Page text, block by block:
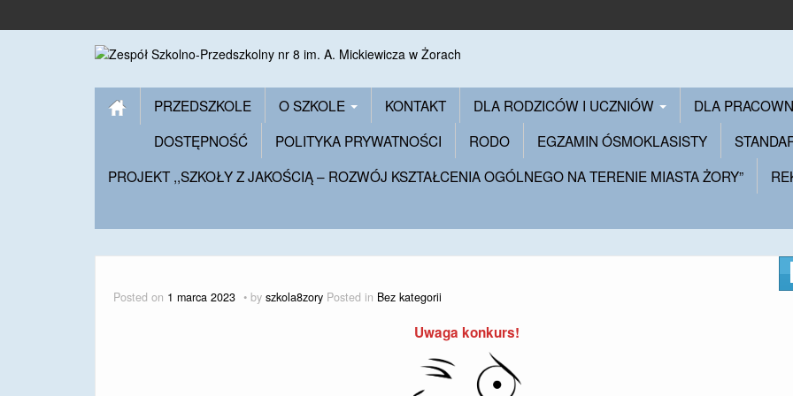
PRZEDSZKOLE O SZKOLE KONTAKT DLA RODZICÓW I UCZNIÓW DLA
DOSTĘPNOŚĆ
POLITYKA PRYWATNOŚCI RODO EGZAMIN ÓSMOKLASISTY
PROJEKT ,,SZKOŁY Z JAKOŚCIĄ – ROZWÓJ KSZTAŁCENIA OGÓLNEGO NA TERENIE MIASTA ŻORY”
Posted on 1 marca 2023 by szkola8zory Posted in Bez kategorii
Uwaga konkurs!